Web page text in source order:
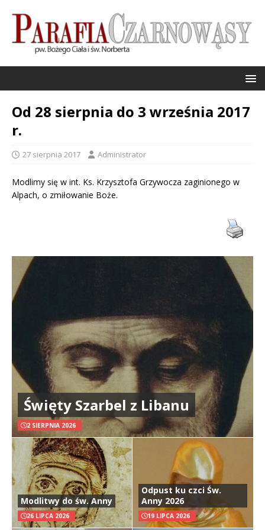
Od 28 sierpnia do 3 września 2017
r.
27 sierpnia 2017 Administrator
Modlimy się w int. Ks. Krzysztofa Grzywocza zaginionego w
Alpach, o zmiłowanie Boże.
Święty Szarbel z Libanu
2 SIERPNIA 2026
Modlitwy do św. Anny
26 LIPCA 2026
Odpust ku czci Św.
Anny 2026
19 LIPCA 2026